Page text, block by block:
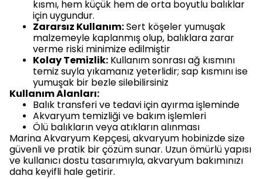
kısmı, hem küçük hem de orta boyutlu balıklar
için uygundur.
Zararsız Kullanım:Sert köşeler yumuşak
malzemeyle kaplanmış olup, balıklara zarar
verme riski minimize edilmiştir
Kolay Temizlik: Kullanım sonrası ağ kısmını
temiz suyla yıkamanız yeterlidir; sap kısmını ise
yumuşak bir bezle silebilirsiniz
Kullanım Alanları:
Balık transferi ve tedavi için ayırma işleminde
Akvaryum temizliği ve bakım işlemleri
Ölü balıkların veya atıkların alınması
Marina Akvaryum Kepçesi, akvaryum hobinizde size
güvenli ve pratik bir çözüm sunar. Uzun ömürlü yapısı
ve kullanıcı dostu tasarımıyla, akvaryum bakımınızı
daha keyifli hale getirir.